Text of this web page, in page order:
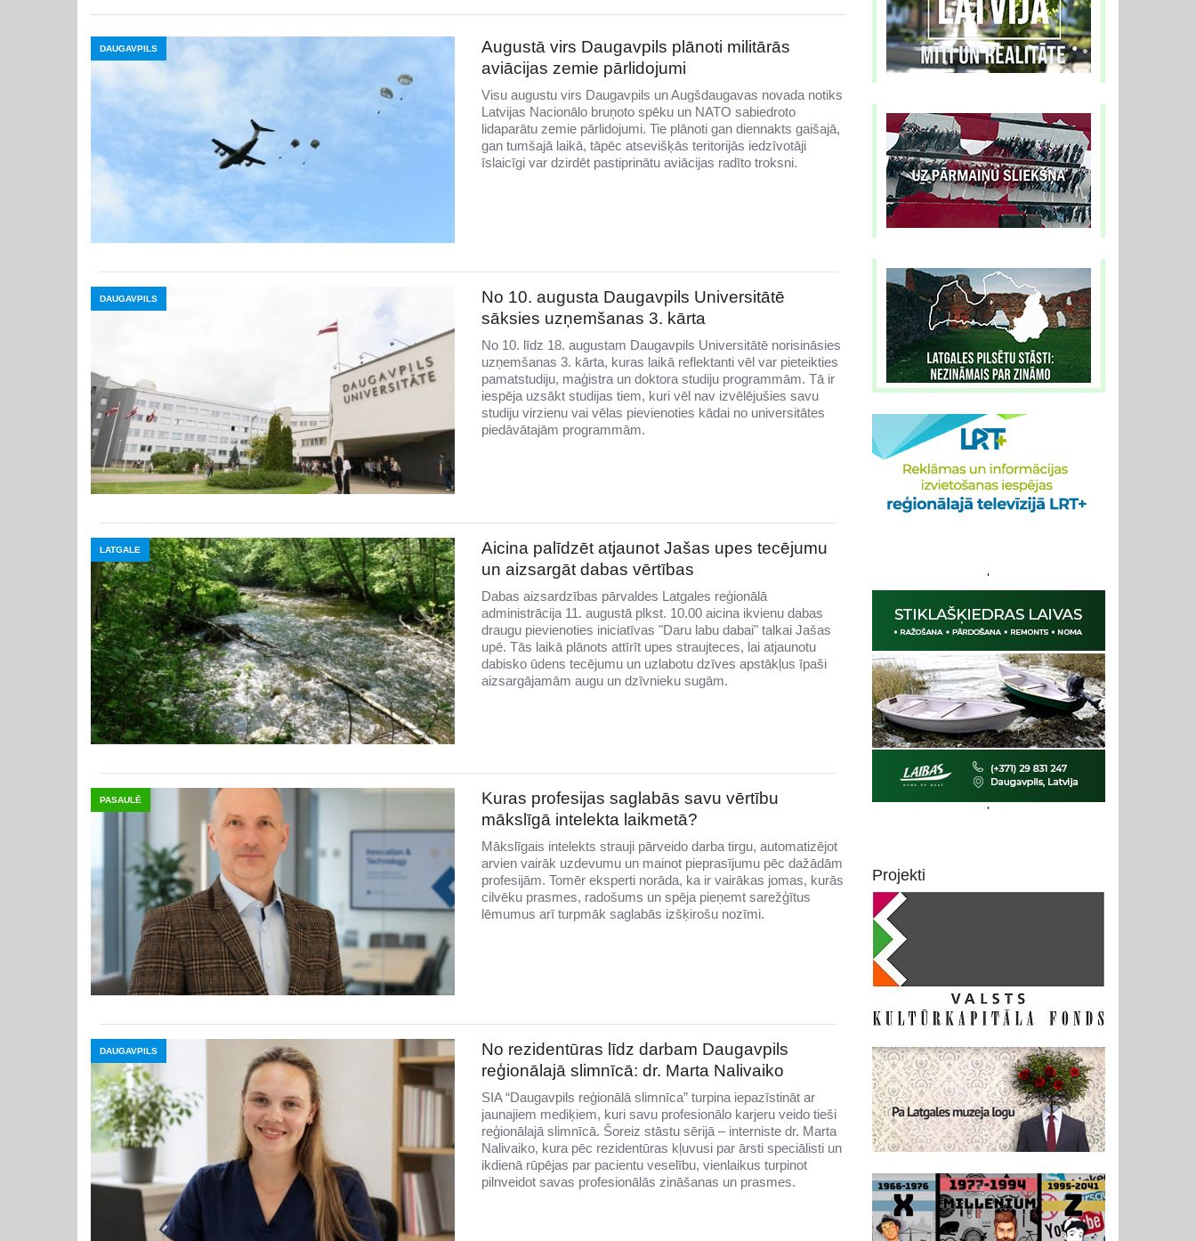
DAUGAVPILS
Augustā virs Daugavpils plānoti militārās
aviācijas zemie pārlidojumi
Visu augustu virs Daugavpils un Augšdaugavas novada notiks
Latvijas Nacionālo bruņoto spēku un NATO sabiedroto
lidaparātu zemie pārlidojumi. Tie plānoti gan diennakts gaišajā,
gan tumšajā laikā, tāpēc atsevišķās teritorijās iedzīvotāji
īslaicīgi var dzirdēt pastiprinātu aviācijas radīto troksni.
DAUGAVPILS
No 10. augusta Daugavpils Universitātē
sāksies uzņemšanas 3. kārta
No 10. līdz 18. augustam Daugavpils Universitātē norisināsies
uzņemšanas 3. kārta, kuras laikā reflektanti vēl var pieteikties
pamatstudiju, maģistra un doktora studiju programmām. Tā ir
iespēja uzsākt studijas tiem, kuri vēl nav izvēlējušies savu
studiju virzienu vai vēlas pievienoties kādai no universitātes
piedāvātajām programmām.
LATGALE
Aicina palīdzēt atjaunot Jašas upes tecējumu
un aizsargāt dabas vērtības
Dabas aizsardzības pārvaldes Latgales reģionālā
administrācija 11. augustā plkst. 10.00 aicina ikvienu dabas
draugu pievienoties iniciatīvas "Daru labu dabai" talkai Jašas
upē. Tās laikā plānots attīrīt upes straujteces, lai atjaunotu
dabisko ūdens tecējumu un uzlabotu dzīves apstākļus īpaši
aizsargājamām augu un dzīvnieku sugām.
PASAULĒ
Kuras profesijas saglabās savu vērtību
mākslīgā intelekta laikmetā?
Mākslīgais intelekts strauji pārveido darba tirgu, automatizējot
arvien vairāk uzdevumu un mainot pieprasījumu pēc dažādām
profesijām. Tomēr eksperti norāda, ka ir vairākas jomas, kurās
cilvēku prasmes, radošums un spēja pieņemt sarežģītus
lēmumus arī turpmāk saglabās izšķirošu nozīmi.
DAUGAVPILS
No rezidentūras līdz darbam Daugavpils
reģionālajā slimnīcā: dr. Marta Nalivaiko
SIA “Daugavpils reģionālā slimnīca” turpina iepazīstināt ar
jaunajiem mediķiem, kuri savu profesionālo karjeru veido tieši
reģionālajā slimnīcā. Šoreiz stāstu sērijā – interniste dr. Marta
Nalivaiko, kura pēc rezidentūras kļuvusi par ārsti speciālisti un
ikdienā rūpējas par pacientu veselību, vienlaikus turpinot
pilnveidot savas profesionālās zināšanas un prasmes.
'
'
Projekti